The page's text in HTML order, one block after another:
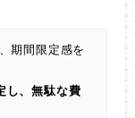
期間限定感を
し、無駄な費